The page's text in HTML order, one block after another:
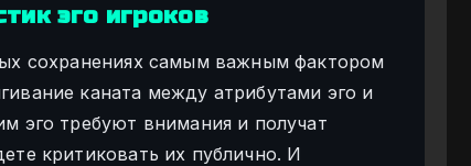
эго игроков
сохранениях самым важным фактором
каната между атрибутами эго и
эго требуют внимания и получат
критиковать их публично. И